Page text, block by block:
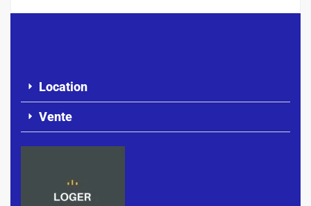
Location
Vente